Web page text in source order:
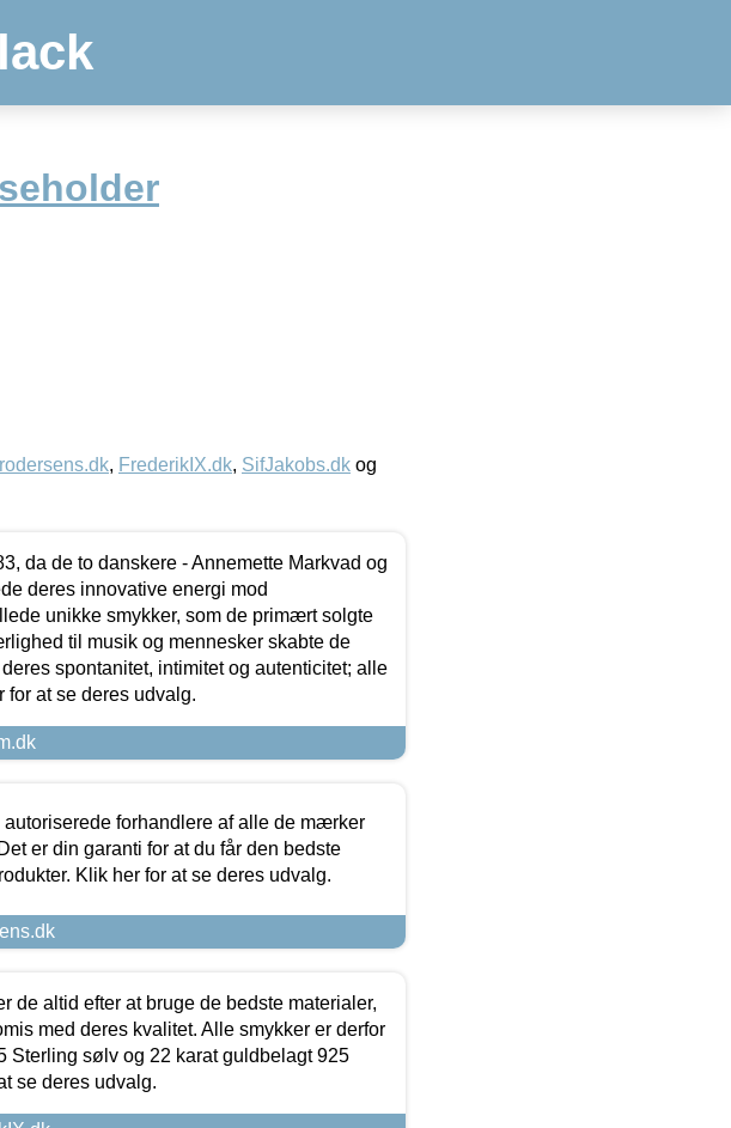
, FrederikIX.dk, SifJakobs.dk og
da de to danskere - Annemette Markvad og
deres innovative energi mod
unikke smykker, som de primært solgte
til musik og mennesker skabte de
spontanitet, intimitet og autenticitet; alle
at se deres udvalg.
autoriserede forhandlere af alle de mærker
er din garanti for at du får den bedste
Klik her for at se deres udvalg.
de altid efter at bruge de bedste materialer,
med deres kvalitet. Alle smykker er derfor
Sterling sølv og 22 karat guldbelagt 925
se deres udvalg.